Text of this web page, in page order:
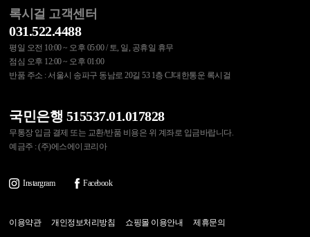
록시걸 고객센터
031.522.4488
평일 오전 10:00 ~ 오후 05:00 / 토, 일, 공휴일 휴무
점심 오후 12:00 ~ 오후 01:00
반품 주소 : 서울시 송파구 동남로 20길 53 1층 CJ대한통운 록시걸
국민은행 515537.01.017828
무통장 입금 결제 또는 교환/반품 비용은 위 계좌로 입금바랍니다.
예금주 : (주)에스에이코리아
Instargram Facebook
이용약관 개인정보처리방침 쇼핑몰 이용안내 제휴문의